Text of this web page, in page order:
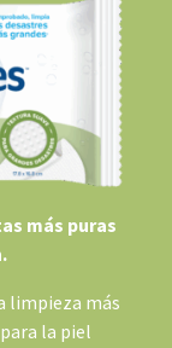
más puras
limpieza más
la piel